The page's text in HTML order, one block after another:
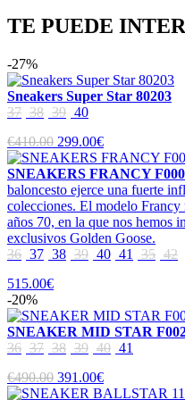
TE PUEDE
-27%
Sneakers Super Star 80203
37 38 39 40
€410.00 299.00€
SNEAKERS FRANCY
baloncesto ejerce una fuerte
colecciones. El modelo Francy
años 70, en la que nos hemos
exclusivos Golden Goose.
36 37 38 39 40 41 35 42
515.00€
-20%
SNEAKER MID STAR
36 37 38 39 40 41
€490.00 391.00€